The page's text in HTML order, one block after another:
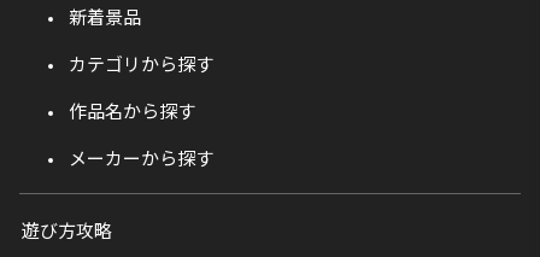
新着景品
カテゴリから探す
作品名から探す
メーカーから探す
遊び方攻略